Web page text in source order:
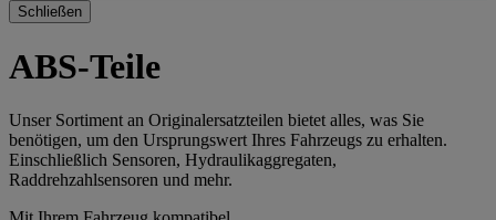
Schließen
ABS-Teile
Unser Sortiment an Originalersatzteilen bietet alles, was Sie
benötigen, um den Ursprungswert Ihres Fahrzeugs zu erhalten.
Einschließlich Sensoren, Hydraulikaggregaten,
Raddrehzahlsensoren und mehr.